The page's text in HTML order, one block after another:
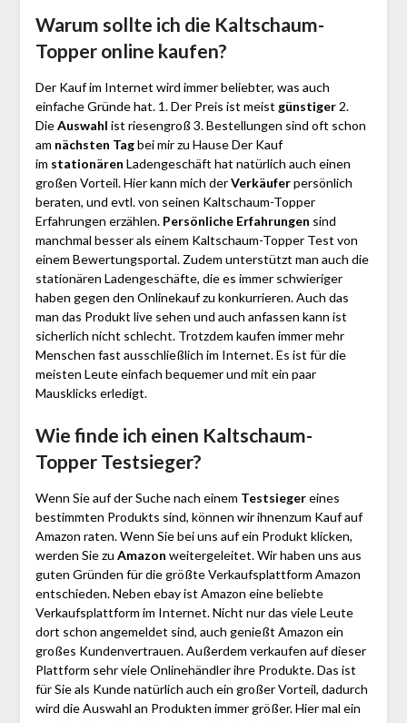
Warum sollte ich die Kaltschaum-
Topper online kaufen?
Der Kauf im Internet wird immer beliebter, was auch
einfache Gründe hat. 1. Der Preis ist meist günstiger2.
DieAuswahl ist riesengroß 3. Bestellungen sind oft schon
am nächsten Tagbei mir zu Hause Der Kauf
im stationären Ladengeschäft hat natürlich auch einen
großen Vorteil. Hier kann mich derVerkäuferpersönlich
beraten, und evtl. von seinen Kaltschaum-Topper
Erfahrungen erzählen. Persönliche Erfahrungen sind
manchmal besser als einem Kaltschaum-Topper Test von
einem Bewertungsportal. Zudem unterstützt man auch die
stationären Ladengeschäfte, die es immer schwieriger
haben gegen den Onlinekauf zu konkurrieren. Auch das
man das Produkt live sehen und auch anfassen kann ist
sicherlich nicht schlecht. Trotzdem kaufen immer mehr
Menschen fast ausschließlich im Internet. Es ist für die
meisten Leute einfach bequemer und mit ein paar
Mausklicks erledigt.
Wie finde ich einen Kaltschaum-
Topper Testsieger?
Wenn Sie auf der Suche nach einem Testsiegereines
bestimmten Produkts sind, können wir ihnenzum Kauf auf
Amazon raten. Wenn Sie bei uns auf ein Produkt klicken,
werden Sie zu Amazon weitergeleitet. Wir haben uns aus
guten Gründen für die größte Verkaufsplattform Amazon
entschieden. Neben ebay ist Amazon eine beliebte
Verkaufsplattform im Internet. Nicht nur das viele Leute
dort schon angemeldet sind, auch genießt Amazon ein
großes Kundenvertrauen. Außerdem verkaufen auf dieser
Plattform sehr viele Onlinehändler ihre Produkte. Das ist
für Sie als Kunde natürlich auch ein großer Vorteil, dadurch
wird die Auswahl an Produkten immer größer. Hier mal ein